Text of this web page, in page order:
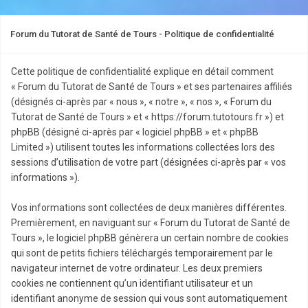
Forum du Tutorat de Santé de Tours - Politique de confidentialité
Cette politique de confidentialité explique en détail comment
« Forum du Tutorat de Santé de Tours » et ses partenaires affiliés
(désignés ci-après par « nous », « notre », « nos », « Forum du
Tutorat de Santé de Tours » et « https://forum.tutotours.fr ») et
phpBB (désigné ci-après par « logiciel phpBB » et « phpBB
Limited ») utilisent toutes les informations collectées lors des
sessions d’utilisation de votre part (désignées ci-après par « vos
informations »).
Vos informations sont collectées de deux manières différentes.
Premièrement, en naviguant sur « Forum du Tutorat de Santé de
Tours », le logiciel phpBB génèrera un certain nombre de cookies
qui sont de petits fichiers téléchargés temporairement par le
navigateur internet de votre ordinateur. Les deux premiers
cookies ne contiennent qu’un identifiant utilisateur et un
identifiant anonyme de session qui vous sont automatiquement